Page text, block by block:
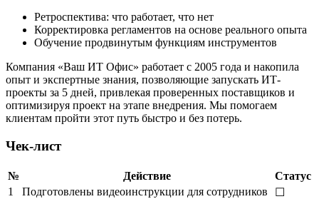
Ретроспектива: что работает, что нет
Корректировка регламентов на основе реального опыта
Обучение продвинутым функциям инструментов
Компания «Ваш ИТ Офис» работает с 2005 года и накопила
опыт и экспертные знания, позволяющие запускать ИТ-
проекты за 5 дней, привлекая проверенных поставщиков и
оптимизируя проект на этапе внедрения. Мы помогаем
клиентам пройти этот путь быстро и без потерь.
Чек-лист
№ Действие
Статус
1
Подготовлены видеоинструкции для сотрудников
☐